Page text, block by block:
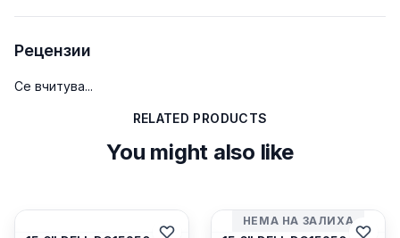
Рецензии
Се вчитува...
RELATED PRODUCTS
You might also like
НЕМА НА ЗАЛИХА